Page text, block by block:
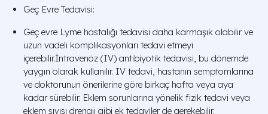
Geç Evre Tedavisi:
Geç evre Lyme hastalığı tedavisi daha karmaşık olabilir ve
uzun vadeli komplikasyonları tedavi etmeyi
içerebilir.İntravenöz (IV) antibiyotik tedavisi, bu dönemde
yaygın olarak kullanılır. IV tedavi, hastanın semptomlarına
ve doktorunun önerilerine göre birkaç hafta veya aya
kadar sürebilir. Eklem sorunlarına yönelik fizik tedavi veya
eklem sıvısı drenajı gibi ek tedaviler de gerekebilir.